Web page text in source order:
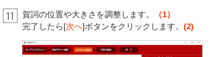
賀詞の位置や大きさを調整します。
（1）
完了したら[次へ]ボタンをクリックします。 (2)